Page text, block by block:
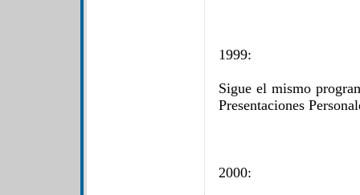
1999:
Sigue el mismo
Presentaciones
2000: